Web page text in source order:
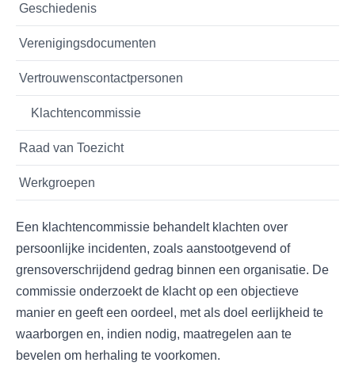
Geschiedenis
Verenigingsdocumenten
Vertrouwenscontactpersonen
Klachtencommissie
Raad van Toezicht
Werkgroepen
Een klachtencommissie behandelt klachten over
persoonlijke incidenten, zoals aanstootgevend of
grensoverschrijdend gedrag binnen een organisatie. De
commissie onderzoekt de klacht op een objectieve
manier en geeft een oordeel, met als doel eerlijkheid te
waarborgen en, indien nodig, maatregelen aan te
bevelen om herhaling te voorkomen.